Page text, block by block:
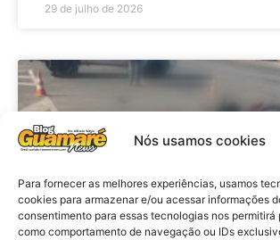
Nós usamos cookies
Para fornecer as melhores experiências, usamos
cookies para armazenar e/ou acessar informações
consentimento para essas tecnologias nos permitirá
como comportamento de navegação ou IDs
29 de julho de 2026